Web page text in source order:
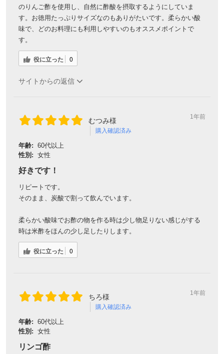
のりんご酢を使用し、自然に酢酸を摂取するようにしていま
す。お徳用たっぷりサイズなのもありがたいです。柔らかい酸
味で、どのお料理にも利用しやすいのもオススメポイントで
す。
役に立った 0
サイトからの返信
むつみ様
購入確認済み
1年前
年齢: 60代以上
性別: 女性
好きです！
リピートです。
そのまま、炭酸で割って飲んでいます。
柔らかい酸味でお酢の物を作る時は少し物足りない感じがする
時は米酢をほんの少し足したりします。
役に立った 0
ちろ様
購入確認済み
1年前
年齢: 60代以上
性別: 女性
リンゴ酢